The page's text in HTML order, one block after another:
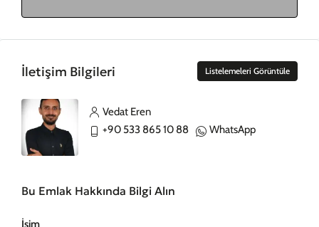
İletişim Bilgileri Listelemeleri Görüntüle
Vedat Eren
+90 533 865 10 88
WhatsApp
Bu Emlak Hakkında Bilgi Alın
İsim